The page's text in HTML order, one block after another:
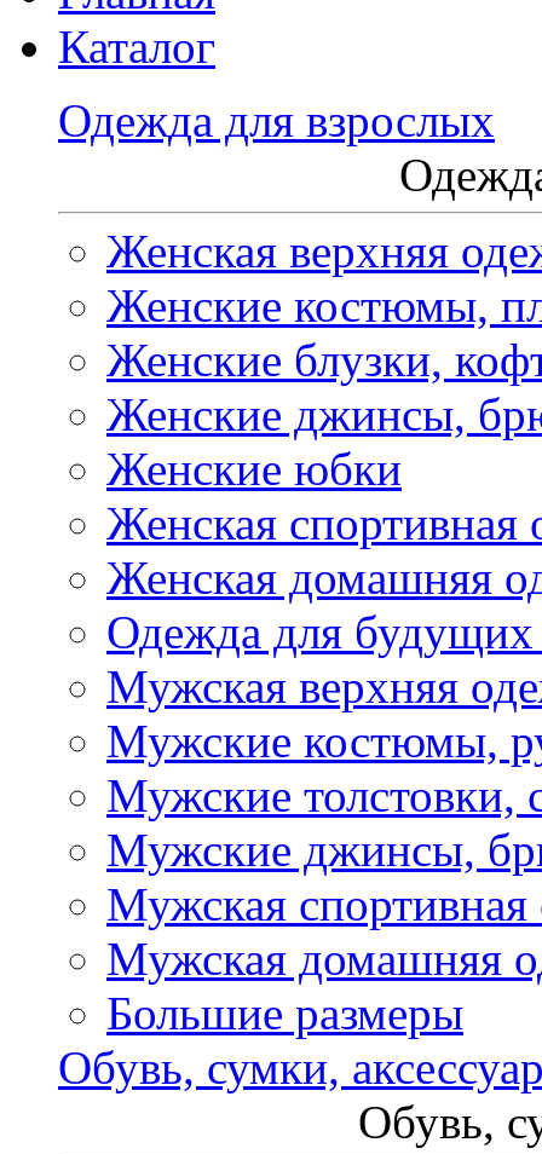
Каталог
Одежда для взрослых
Женская верхняя
Женские костюмы,
Женские блузки,
Женские джинсы,
Женские юбки
Женская спортивная
Женская домашняя
Одежда для
Мужская верхняя
Мужские костюмы,
Мужские толстовки,
Мужские джинсы,
Мужская спортивная
Мужская домашняя
Большие размеры
Обувь, сумки,
Обувь,